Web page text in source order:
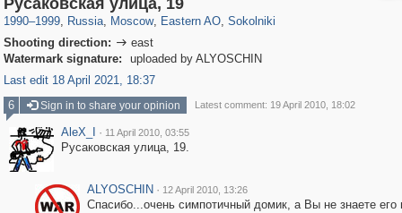
Русаковская улица, 19
1990–1999, Russia, Moscow, Eastern AO, Sokolniki
Shooting direction:  east
Watermark signature:
uploaded by ALYOSCHIN
Last edit 18 April 2021, 18:37
6
Sign in to share your opinion Latest comment: 19 April 2010, 18:02
AleX_I · 11 April 2010, 03:55
Русаковская улица, 19.
ALYOSCHIN · 12 April 2010, 13:26
Спасибо...очень симпотичный домик, а Вы не знаете его